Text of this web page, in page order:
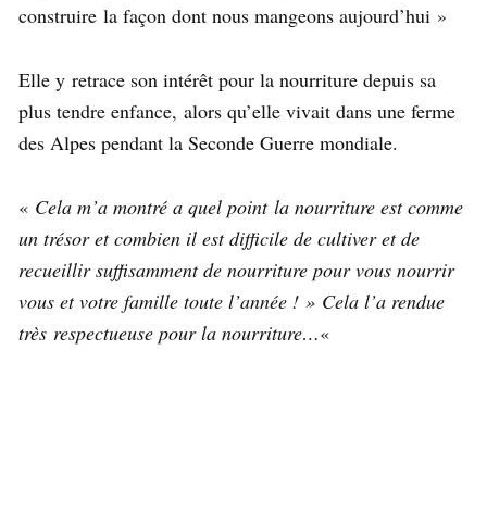
construire la façon dont nous mangeons aujourd’hui »
Elle y retrace son intérêt pour la nourriture depuis sa
plus tendre enfance, alors qu’elle vivait dans une ferme
des Alpes pendant la Seconde Guerre mondiale.
« Cela m’a montré a quel point la nourriture est comme
un trésor et combien il est difficile de cultiver et de
recueillir suffisamment de nourriture pour vous nourrir
vous et votre famille toute l’année ! » Cela l’a rendue
très respectueuse pour la nourriture…«